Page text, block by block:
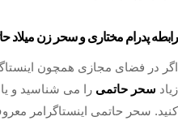
رابطه پدرام مختاری و سحر زن میلاد
اگر در فضای مجازی همچون
زیاد سحر حاتمی را می‌ شناسید و
کنید. سحر حاتمی اینستاگرامر